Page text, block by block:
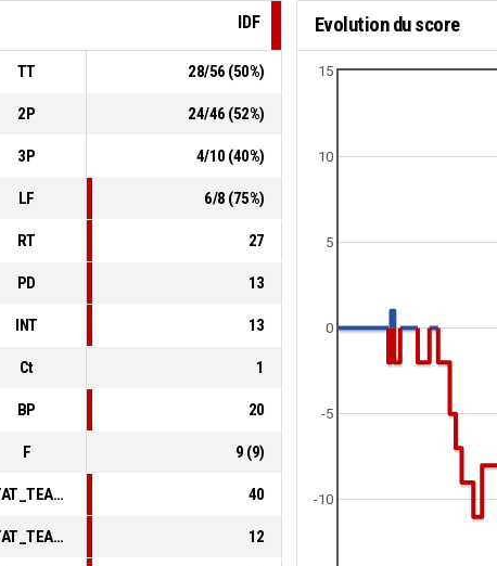
IDF
TT 28/56 (50%)
2P 24/46 (52%)
3P 4/10 (40%)
LF 6/8 (75%)
RT 27
PD 13
INT 13
Ct 1
BP 20
F 9 (9)
STAT_TEAMMATCH_BASKETBALL_sPointsInThePaint_ABBREV 40
STAT_TEAMMATCH_BASKETBALL_sPointsSecondChance_ABBREV 12
Evolution du score
0
5
10
15
-10
-5